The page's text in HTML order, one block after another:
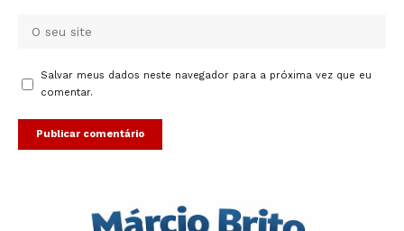
Salvar meus dados neste navegador para a próxima vez que eu
comentar.